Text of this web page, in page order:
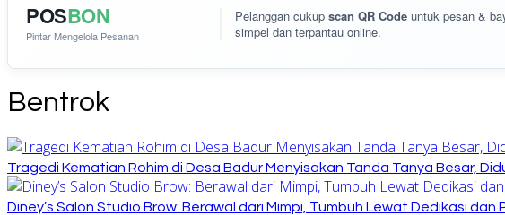
POSBON
Pintar Mengelola Pesanan
Pelanggan cukup scan QR Code untuk pesan &
simpel dan terpantau online.
Bentrok
Tragedi Kematian Rohim di Desa Badur Menyisakan Tanda Tanya Besar,
Diney’s Salon Studio Brow: Berawal dari Mimpi, Tumbuh Lewat Dedikasi dan